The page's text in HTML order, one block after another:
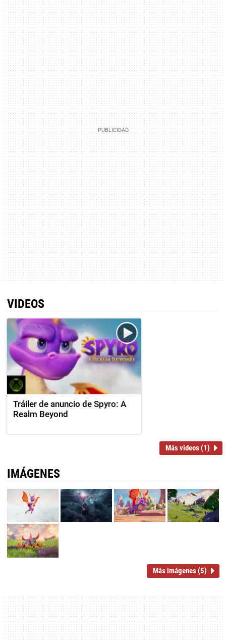
VIDEOS
Tráiler de anuncio de Spyro: A
Realm Beyond
Más videos (1)
IMÁGENES
Más imágenes (5)